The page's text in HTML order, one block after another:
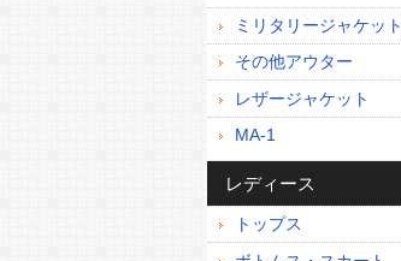
ミリタリージャケット
その他アウター
レザージャケット
MA-1
レディース
トップス